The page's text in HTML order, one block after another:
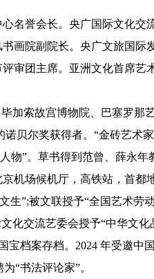
誉会长。央广国际文化交
画院副院长。央广文旅国际
审团主席。亚洲文化首席艺
索故宫博物院、巴塞罗那
贝尔奖获得者。“金砖艺术
物”。草书得到范曾、薛永
机场候机厅，高铁站，首
”;被文联授予“全国艺术劳
交流艺委会授予“中华文化
档案存档。2024 年受邀中
“书法评论家”。